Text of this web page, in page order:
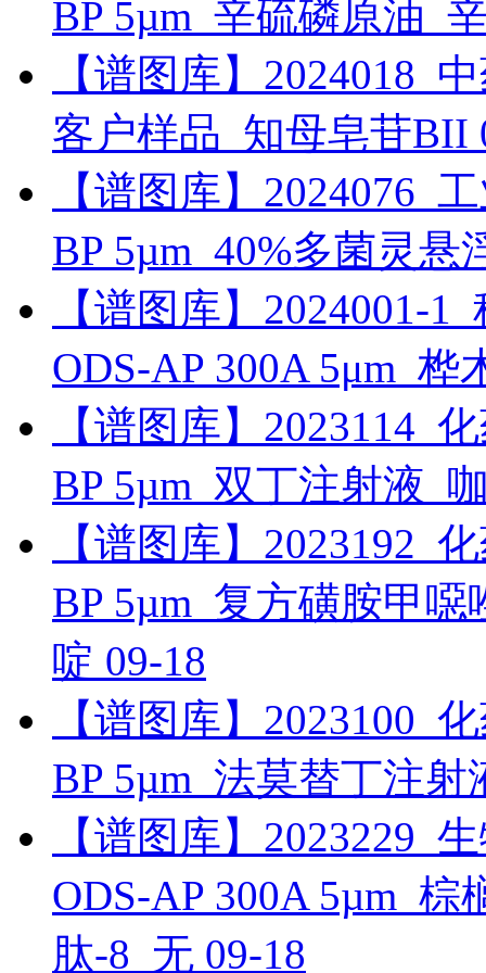
BP 5µm_辛硫磷原油_
【谱图库】2024018_
客户样品_知母皂苷BII
【谱图库】2024076_
BP 5µm_40%多菌灵
【谱图库】2024001-
ODS-AP 300A 5μm_桦
【谱图库】2023114_
BP 5µm_双丁注射液_
【谱图库】2023192_
BP 5µm_复方磺胺甲
啶 09-18
【谱图库】2023100_
BP 5µm_法莫替丁注
【谱图库】2023229_
ODS-AP 300A 5µm_
肽-8_无 09-18